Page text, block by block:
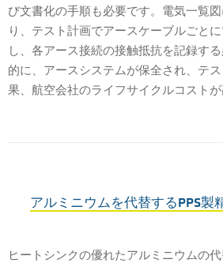
び文書化の手順も必要です。電気一覧
り、テスト計画でアースケーブルごと
し、各アース接続の接触抵抗を記録す
的に、アースシステムが保全され、テ
果、航空会社のライフサイクルコストが
アルミニウムを代替するPPS製
ヒートシンクの優れたアルミニウムの